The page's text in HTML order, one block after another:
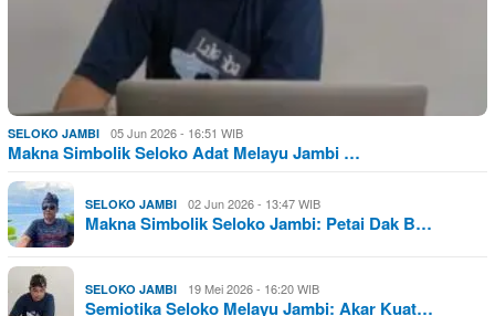
SELOKO JAMBI 05 Jun 2026 - 16:51 WIB
Makna Simbolik Seloko Adat Melayu Jambi …
SELOKO JAMBI 02 Jun 2026 - 13:47 WIB
Makna Simbolik Seloko Jambi: Petai Dak B…
SELOKO JAMBI 19 Mei 2026 - 16:20 WIB
Semiotika Seloko Melayu Jambi: Akar Kuat…